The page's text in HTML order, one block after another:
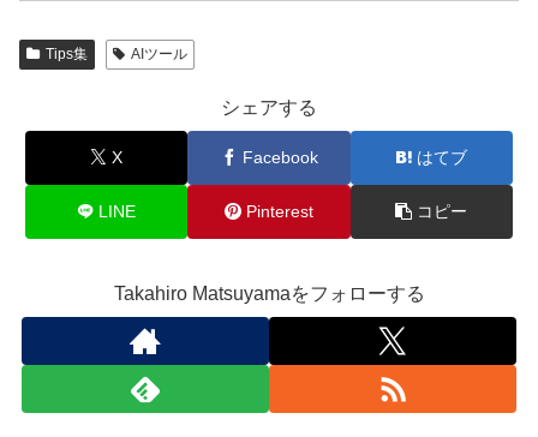
Tips集 AIツール
シェアする
X Facebook はてブ
LINE Pinterest コピー
Takahiro Matsuyamaをフォローする